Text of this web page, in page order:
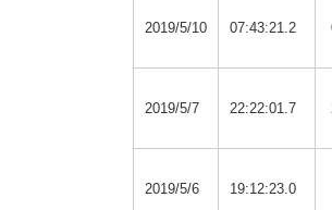
2019/5/10 07:43:21.2
2019/5/7 22:22:01.7
2019/5/6 19:12:23.0